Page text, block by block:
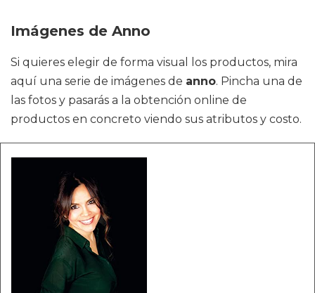
Imágenes de Anno
Si quieres elegir de forma visual los productos, mira
aquí una serie de imágenes de anno. Pincha una de
las fotos y pasarás a la obtención online de
productos en concreto viendo sus atributos y costo.